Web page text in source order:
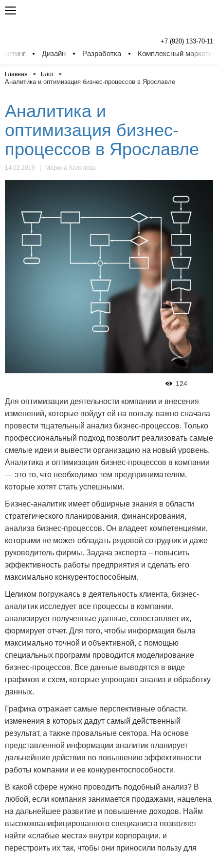
+7 (920) 133-70-11
Дизайн Разработка Комплексный маркетинг
Главная Блог
Аналитика и оптимизация бизнес-процессов в Ярославле
Аналитика и
оптимизация бизнес-
процессов в Ярославле
14.02.2019 Марина Халилова
124
Для оптимизации деятельности компании и внесения
изменений, которые пойдут ей на пользу, важно сначала
провести тщательный анализ бизнес-процессов. Только
профессиональный подход позволит реализовать самые
смелые идеи и вывести организацию на новый уровень.
Аналитика и оптимизация бизнес-процессов в компании
— это то, что необходимо тем предпринимателям,
которые хотят стать успешными.
Бизнес-аналитик имеет обширные знания в области
стратегического планирования, финансирования,
анализа бизнес-процессов. Он владеет компетенциями,
которыми не может обладать рядовой сотрудник и даже
руководитель фирмы. Задача эксперта – повысить
эффективность работы предприятия и сделать его
максимально конкурентоспособным.
Целиком погружаясь в деятельность клиента, бизнес-
аналитик исследует все процессы в компании,
анализирует полученные данные, сопоставляет их,
формирует отчет. Для того, чтобы информация была
максимально точной и объективной, с помощью
специальных программ проводится моделирование
бизнес-процессов. Все данные выводятся в виде
графиков и схем, которые упрощают анализ и обработку
данных.
Графика отражает самые перспективные области,
изменения в которых дадут самый действенный
результат, а также провальные сектора. На основе
представленной информации аналитик планирует
дальнейшие действия по повышению эффективности
работы компании и ее конкурентоспособности.
В какой сфере нужно проводить подобный анализ? В
любой, если компания занимается продажами, нацелена
на дальнейшее развитие и повышение доходов. Найм
высококвалифицированного специалиста позволяет
найти «слабые места» внутри корпорации, и
перестроить их так, чтобы они приносили пользу для